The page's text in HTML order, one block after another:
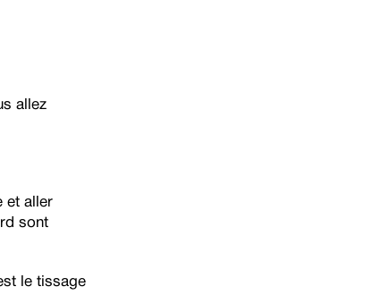
allez
et aller
sont
le tissage